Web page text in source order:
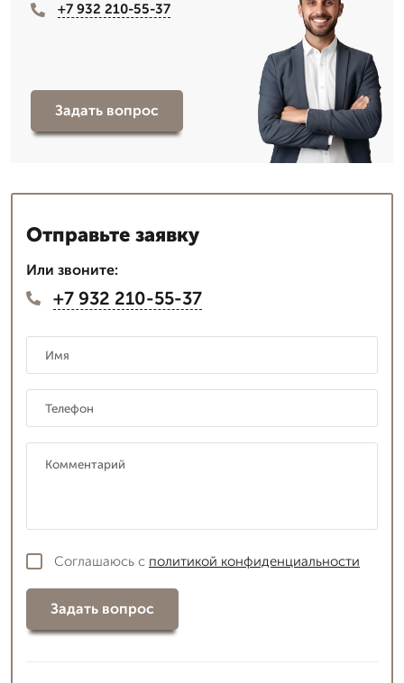
+7 932 210-55-37
Задать вопрос
Отправьте заявку
Или звоните:
+7 932 210-55-37
Соглашаюсь с политикой конфиденциальности
Задать вопрос